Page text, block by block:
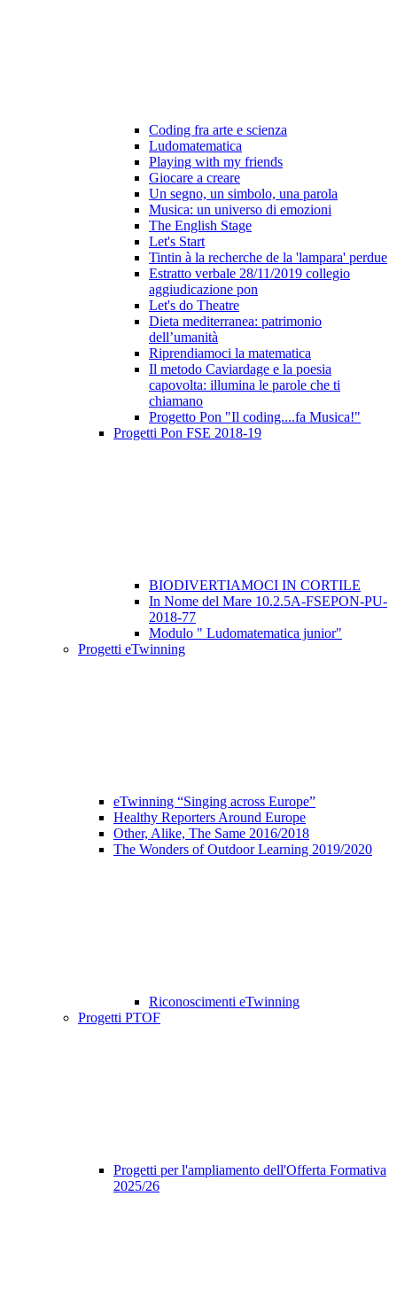
Coding fra arte e scienza
Ludomatematica
Playing with my friends
Giocare a creare
Un segno, un simbolo, una parola
Musica: un universo di emozioni
The English Stage
Let's Start
Tintin à la recherche de la 'lampara' perdue
Estratto verbale 28/11/2019 collegio
aggiudicazione pon
Let's do Theatre
Dieta mediterranea: patrimonio
dell’umanità
Riprendiamoci la matematica
Il metodo Caviardage e la poesia
capovolta: illumina le parole che ti
chiamano
Progetto Pon "Il coding....fa Musica!"
Progetti Pon FSE 2018-19
BIODIVERTIAMOCI IN CORTILE
In Nome del Mare 10.2.5A-FSEPON-PU-
2018-77
Modulo " Ludomatematica junior"
Progetti eTwinning
eTwinning “Singing across Europe”
Healthy Reporters Around Europe
Other, Alike, The Same 2016/2018
The Wonders of Outdoor Learning 2019/2020
Riconoscimenti eTwinning
Progetti PTOF
Progetti per l'ampliamento dell'Offerta Formativa
2025/26